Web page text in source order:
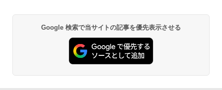
Google 検索で当サイトの記事を優先表示させる